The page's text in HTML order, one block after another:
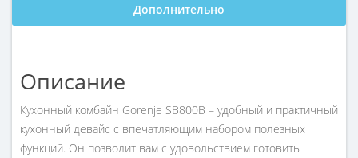
Дополнительно
Описание
Кухонный комбайн Gorenje SB800B – удобный и практичный
кухонный девайс с впечатляющим набором полезных
функций. Он позволит вам с удовольствием готовить